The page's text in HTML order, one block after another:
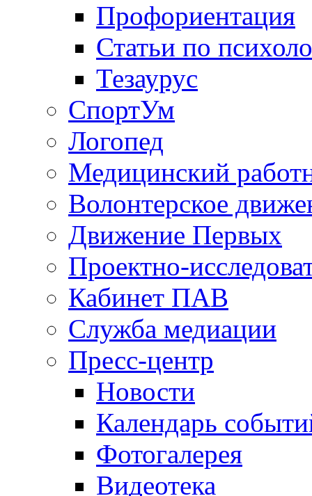
Профориентация
Статьи по
Тезаурус
СпортУм
Логопед
Медицинский
Волонтерское
Движение Первых
Проектно-
Кабинет ПАВ
Служба медиации
Пресс-центр
Новости
Календарь
Фотогалерея
Видеотека